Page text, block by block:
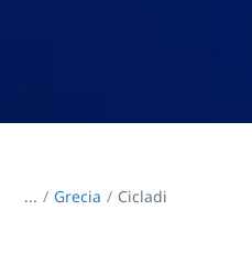
... / Grecia Cicladi